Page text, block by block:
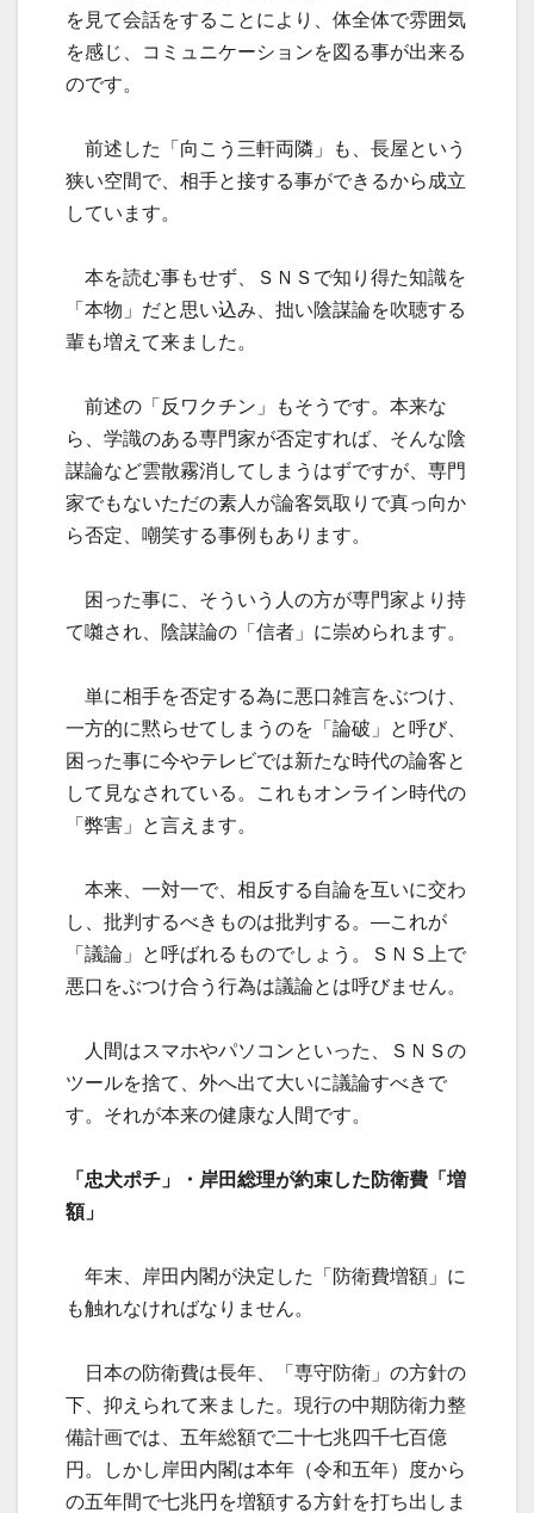
を見て会話をすることにより、体全体で雰囲気
を感じ、コミュニケーションを図る事が出来る
のです。
前述した「向こう三軒両隣」も、長屋という
狭い空間で、相手と接する事ができるから成立
しています。
本を読む事もせず、ＳＮＳで知り得た知識を
「本物」だと思い込み、拙い陰謀論を吹聴する
輩も増えて来ました。
前述の「反ワクチン」もそうです。本来な
ら、学識のある専門家が否定すれば、そんな陰
謀論など雲散霧消してしまうはずですが、専門
家でもないただの素人が論客気取りで真っ向か
ら否定、嘲笑する事例もあります。
困った事に、そういう人の方が専門家より持
て囃され、陰謀論の「信者」に崇められます。
単に相手を否定する為に悪口雑言をぶつけ、
一方的に黙らせてしまうのを「論破」と呼び、
困った事に今やテレビでは新たな時代の論客と
して見なされている。これもオンライン時代の
「弊害」と言えます。
本来、一対一で、相反する自論を互いに交わ
し、批判するべきものは批判する。—これが
「議論」と呼ばれるものでしょう。ＳＮＳ上で
悪口をぶつけ合う行為は議論とは呼びません。
人間はスマホやパソコンといった、ＳＮＳの
ツールを捨て、外へ出て大いに議論すべきで
す。それが本来の健康な人間です。
「忠犬ポチ」・岸田総理が約束した防衛費「増
額」
年末、岸田内閣が決定した「防衛費増額」に
も触れなければなりません。
日本の防衛費は長年、「専守防衛」の方針の
下、抑えられて来ました。現行の中期防衛力整
備計画では、五年総額で二十七兆四千七百億
円。しかし岸田内閣は本年（令和五年）度から
の五年間で七兆円を増額する方針を打ち出しま